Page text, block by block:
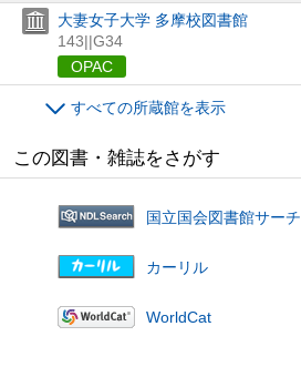
大妻女子大学 多摩校図書館
143||G34
OPAC
すべての所蔵館を表示
この図書・雑誌をさがす
国立国会図書館サーチ
カーリル
WorldCat